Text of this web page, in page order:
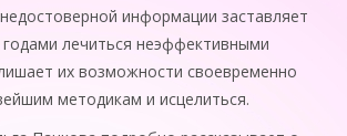
информации заставляет
годами лечиться неэффективными
их возможности своевременно
методикам и исцелиться.